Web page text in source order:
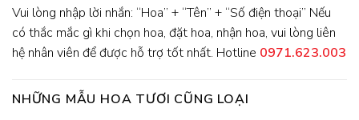
Vui lòng nhập lời nhắn: “Hoa” + “Tên” + “Số điện thoại” Nếu
có thắc mắc gì khi chọn hoa, đặt hoa, nhận hoa, vui lòng liên
hệ nhân viên để được hỗ trợ tốt nhất. Hotline 0971.623.003
NHỮNG MẪU HOA TƯƠI CŨNG LOẠI